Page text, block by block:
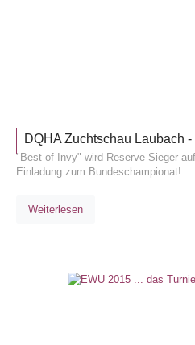
DQHA Zuchtschau Laubach
"Best of Invy" wird Reserve Sieger
Einladung zum Bundeschampionat!
Weiterlesen